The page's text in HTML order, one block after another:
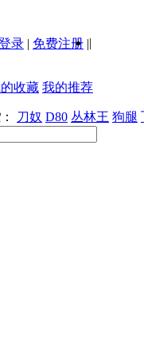
录 | 免费注册 ||
收藏 我的推荐
： 刀奴 D80 丛林王 狗腿